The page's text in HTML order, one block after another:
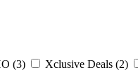
(3) Xclusive Deals (2)